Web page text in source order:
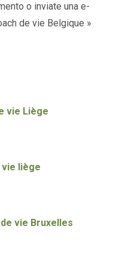
o inviate una e-
de vie Belgique »
vie Liège
vie liège
vie Bruxelles